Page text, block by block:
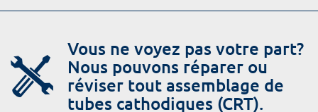
Vous ne voyez pas votre part?
Nous pouvons réparer ou
réviser tout assemblage de
tubes cathodiques (CRT).